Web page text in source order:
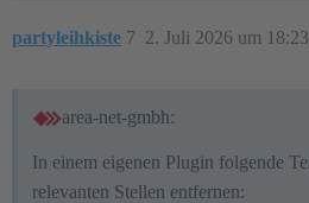
partyleihkiste 2. Juli 2026 um 18:23
7
area-net-gmbh:
In einem eigenen Plugin folgende
relevanten Stellen entfernen: